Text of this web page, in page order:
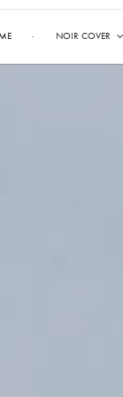
NOIR COVER